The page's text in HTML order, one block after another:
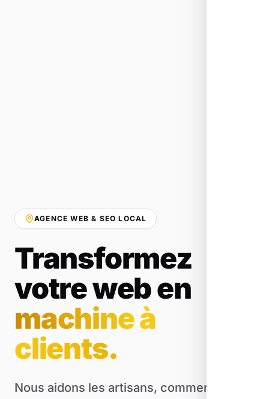
AGENCE WEB & SEO LOCAL
Transformez
votre web en
machine à
clients.
Nous aidons les artisans, commerçants et